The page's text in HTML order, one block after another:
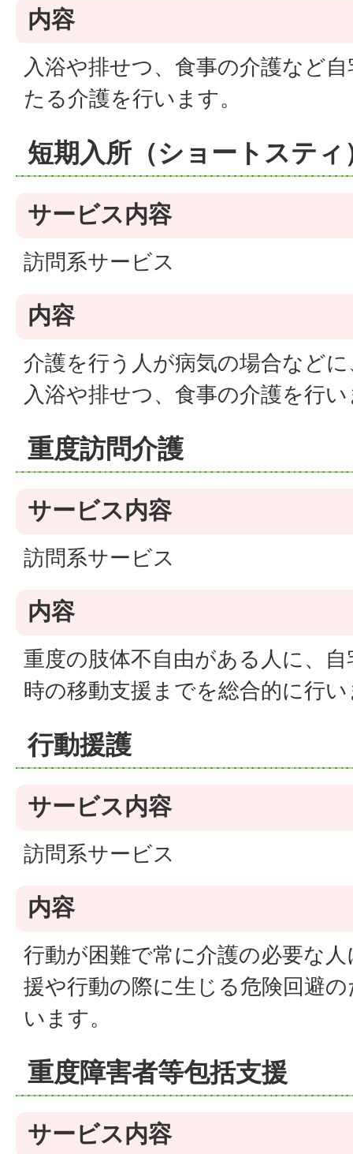
内容
入浴や排せつ、食事の介護など
たる介護を行います。
短期入所（ショートスティ
サービス内容
訪問系サービス
内容
介護を行う人が病気の場合など
入浴や排せつ、食事の介護を行
重度訪問介護
サービス内容
訪問系サービス
内容
重度の肢体不自由がある人に、
時の移動支援までを総合的に行
行動援護
サービス内容
訪問系サービス
内容
行動が困難で常に介護の必要な
援や行動の際に生じる危険回避
います。
重度障害者等包括支援
サービス内容